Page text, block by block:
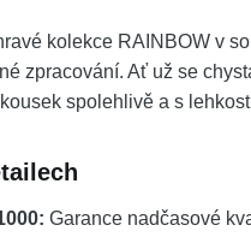
kolekce RAINBOW v
zpracování. Ať už se
spolehlivě a s
Garance nadčasové